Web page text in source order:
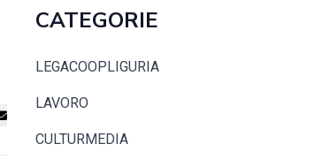
CATEGORIE
LEGACOOPLIGURIA
LAVORO
CULTURMEDIA